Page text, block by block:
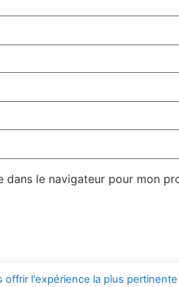
le navigateur pour mon
l'expérience la plus